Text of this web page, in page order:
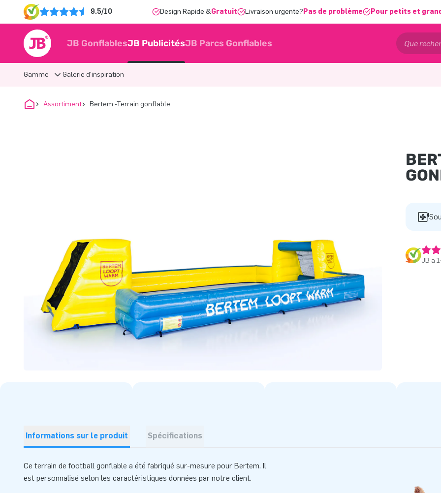
9.5/10 Design Rapide &Gratuit Livraison urgente? Pas de problème Pour petits et
JB GonflablesJB PublicitésJB Parcs Gonflables
Gamme Galerie d'inspiration
Assortiment Bertem -Terrain gonflable
JB a
Informations sur le produit Spécifications
Ce terrain de football gonflable a été fabriqué sur-mesure pour Bertem. Il
est personnalisé selon les caractéristiques données par notre client.